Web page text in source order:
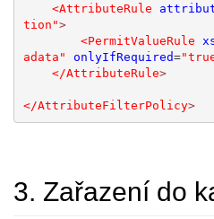
<AttributeRule
tion">
<PermitValueRule
adata"
onlyIfRequired=
</AttributeRule>
</AttributeFilterPolicy>
3. Zařazení do